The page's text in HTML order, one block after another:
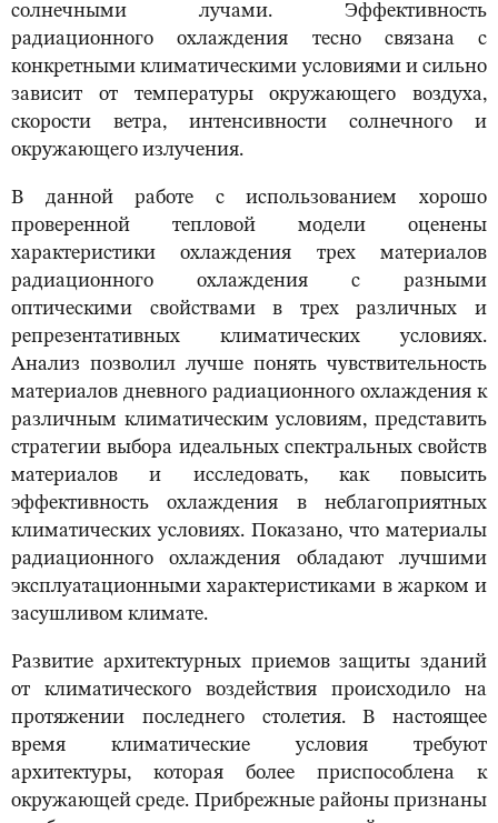
солнечными лучами. Эффективность
радиационного охлаждения тесно связана с
конкретными климатическими условиями и сильно
зависит от температуры окружающего воздуха,
скорости ветра, интенсивности солнечного и
окружающего излучения.
В данной работе с использованием хорошо
проверенной тепловой модели оценены
характеристики охлаждения трех материалов
радиационного охлаждения с разными
оптическими свойствами в трех различных и
репрезентативных климатических условиях.
Анализ позволил лучше понять чувствительность
материалов дневного радиационного охлаждения к
различным климатическим условиям, представить
стратегии выбора идеальных спектральных свойств
материалов и исследовать, как повысить
эффективность охлаждения в неблагоприятных
климатических условиях. Показано, что материалы
радиационного охлаждения обладают лучшими
эксплуатационными характеристиками в жарком и
засушливом климате.
Развитие архитектурных приемов защиты зданий
от климатического воздействия происходило на
протяжении последнего столетия. В настоящее
время климатические условия требуют
архитектуры, которая более приспособлена к
окружающей среде. Прибрежные районы признаны